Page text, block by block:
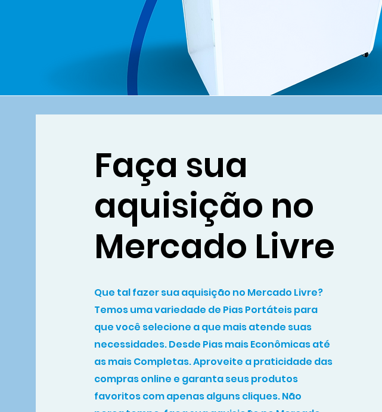
Faça sua
aquisição no
Mercado Livre
Que tal fazer sua aquisição no Mercado Livre?
Temos uma variedade de Pias Portáteis para
que você selecione a que mais atende suas
necessidades. Desde Pias mais Econômicas até
as mais Completas. Aproveite a praticidade das
compras online e garanta seus produtos
favoritos com apenas alguns cliques. Não